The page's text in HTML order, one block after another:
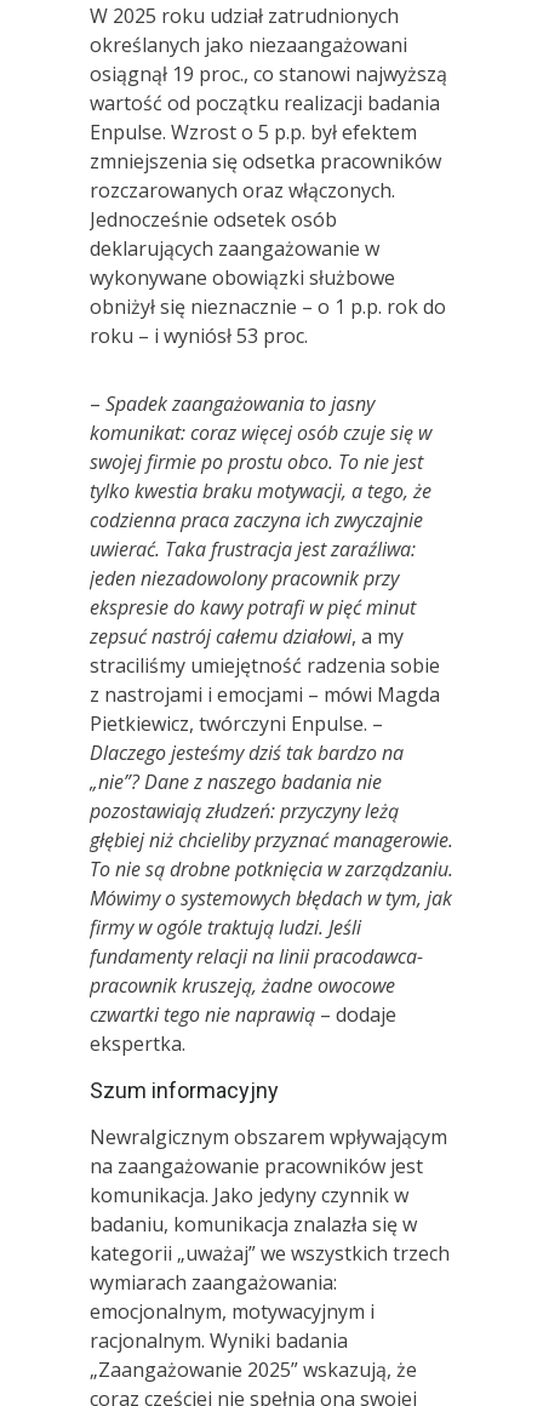
W 2025 roku udział zatrudnionych
określanych jako niezaangażowani
osiągnął 19 proc., co stanowi najwyższą
wartość od początku realizacji badania
Enpulse. Wzrost o 5 p.p. był efektem
zmniejszenia się odsetka pracowników
rozczarowanych oraz włączonych.
Jednocześnie odsetek osób
deklarujących zaangażowanie w
wykonywane obowiązki służbowe
obniżył się nieznacznie – o 1 p.p. rok do
roku – i wyniósł 53 proc.
– Spadek zaangażowania to jasny
komunikat: coraz więcej osób czuje się w
swojej firmie po prostu obco. To nie jest
tylko kwestia braku motywacji, a tego, że
codzienna praca zaczyna ich zwyczajnie
uwierać. Taka frustracja jest zaraźliwa:
jeden niezadowolony pracownik przy
ekspresie do kawy potrafi w pięć minut
zepsuć nastrój całemu działowi, a my
straciliśmy umiejętność radzenia sobie
z nastrojami i emocjami – mówi Magda
Pietkiewicz, twórczyni Enpulse. –
Dlaczego jesteśmy dziś tak bardzo na
„nie”? Dane z naszego badania nie
pozostawiają złudzeń: przyczyny leżą
głębiej niż chcieliby przyznać managerowie.
To nie są drobne potknięcia w zarządzaniu.
Mówimy o systemowych błędach w tym, jak
firmy w ogóle traktują ludzi. Jeśli
fundamenty relacji na linii pracodawca-
pracownik kruszeją, żadne owocowe
czwartki tego nie naprawią – dodaje
ekspertka.
Szum informacyjny
Newralgicznym obszarem wpływającym
na zaangażowanie pracowników jest
komunikacja. Jako jedyny czynnik w
badaniu, komunikacja znalazła się w
kategorii „uważaj” we wszystkich trzech
wymiarach zaangażowania:
emocjonalnym, motywacyjnym i
racjonalnym. Wyniki badania
„Zaangażowanie 2025” wskazują, że
coraz częściej nie spełnia ona swojej